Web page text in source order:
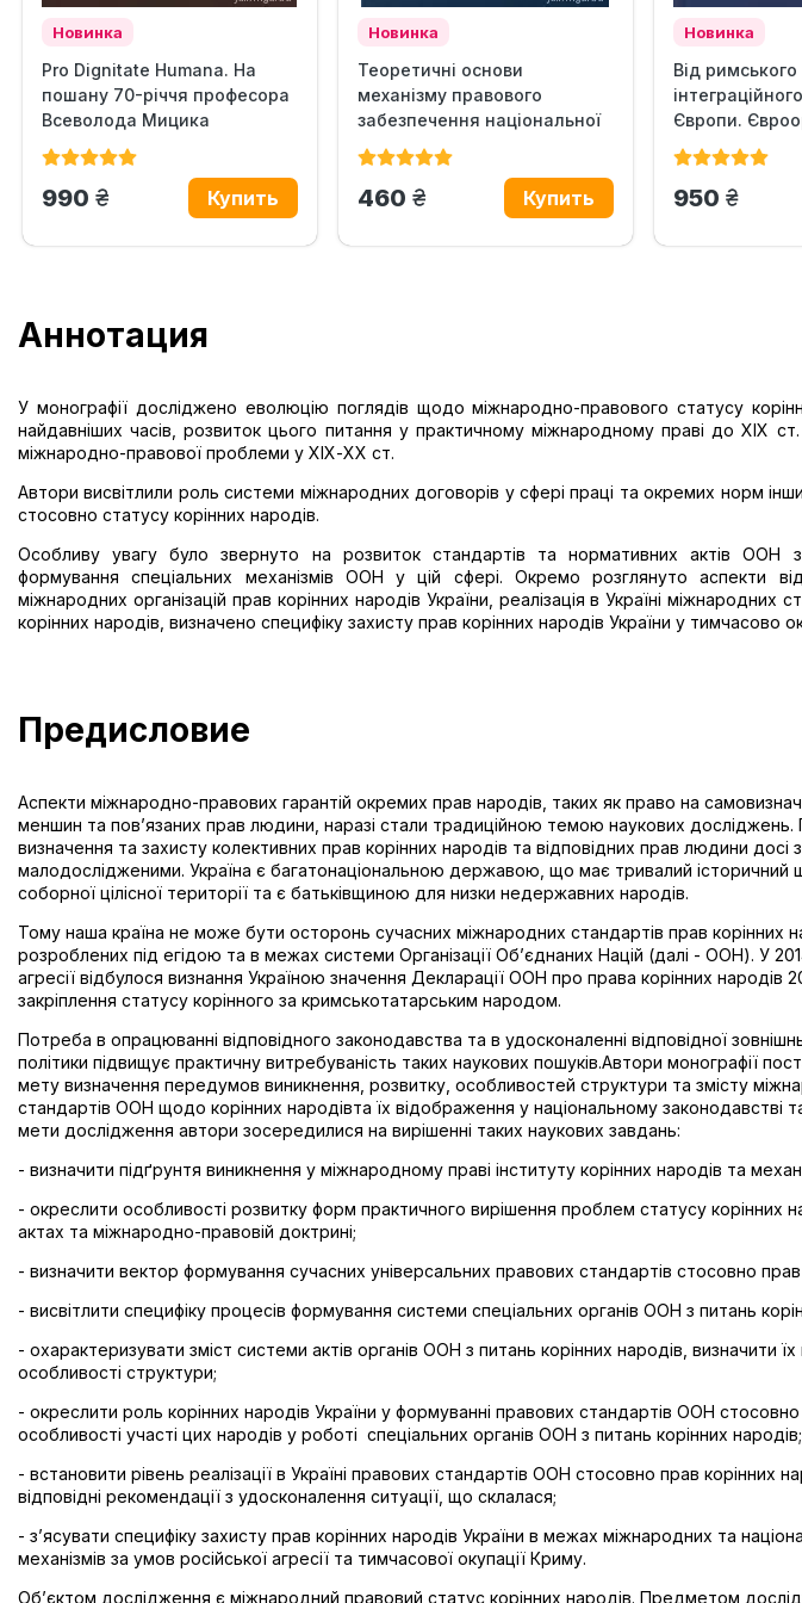
Новинка
Pro Dignitate Humana. На
пошану 70-річчя професора
Всеволода Мицика
990 грн.
Новинка
Теоретичні основи
механізму правового
забезпечення національної
безпеки...
460 грн.
Новинка
Від
Європи.
950 грн.
Аннотация
У монографії досліджено еволюцію поглядів щодо міжнародно-правового статусу
найдавніших часів, розвиток цього питання у практичному міжнародному праві до XIX ст.
міжнародно-правової проблеми у ХІХ-ХХ ст.
Автори висвітлили роль системи міжнародних договорів у сфері праці та окремих норм
стосовно статусу корінних народів.
Особливу увагу було звернуто на розвиток стандартів та нормативних актів ООН з
формування спеціальних механізмів ООН у цій сфері. Окремо розглянуто аспекти
міжнародних організацій прав корінних народів України, реалізація в Україні
корінних народів, визначено специфіку захисту прав корінних народів України у тимчасово
Предисловие
Аспекти міжнародно-правових гарантій окремих прав народів, таких як право на
меншин та пов’язаних прав людини, наразі стали традиційною темою наукових
визначення та захисту колективних прав корінних народів та відповідних прав людини досі
малодослідженими. Україна є багатонаціональною державою, що має тривалий історичний
соборної цілісної території та є батьківщиною для низки недержавних народів.
Тому наша країна не може бути осторонь сучасних міжнародних стандартів прав корінних
розроблених під егідою та в межах системи Організації Об’єднаних Націй (далі - ООН). У
агресії відбулося визнання Україною значення Декларації ООН про права корінних народів
закріплення статусу корінного за кримськотатарським народом.
Потреба в опрацюванні відповідного законодавства та в удосконаленні відповідної
політики підвищує практичну витребуваність таких наукових пошуків.Автори монографії
мету визначення передумов виникнення, розвитку, особливостей структури та змісту
стандартів ООН щодо корінних народівта їх відображення у національному законодавстві
мети дослідження автори зосередилися на вирішенні таких наукових завдань:
- визначити підґрунтя виникнення у міжнародному праві інституту корінних народів та
- окреслити особливості розвитку форм практичного вирішення проблем статусу корінних
актах та міжнародно-правовій доктрині;
- визначити вектор формування сучасних універсальних правових стандартів стосовно прав
- висвітлити специфіку процесів формування системи спеціальних органів ООН з питань
- охарактеризувати зміст системи актів органів ООН з питань корінних народів, визначити
особливості структури;
- окреслити роль корінних народів України у формуванні правових стандартів ООН стосовно
особливості участі цих народів у роботі спеціальних органів ООН з питань корінних народів;
- встановити рівень реалізації в Україні правових стандартів ООН стосовно прав корінних
відповідні рекомендації з удосконалення ситуації, що склалася;
- з’ясувати специфіку захисту прав корінних народів України в межах міжнародних та
механізмів за умов російської агресії та тимчасової окупації Криму.
Об’єктом дослідження є міжнародний правовий статус корінних народів. Предметом